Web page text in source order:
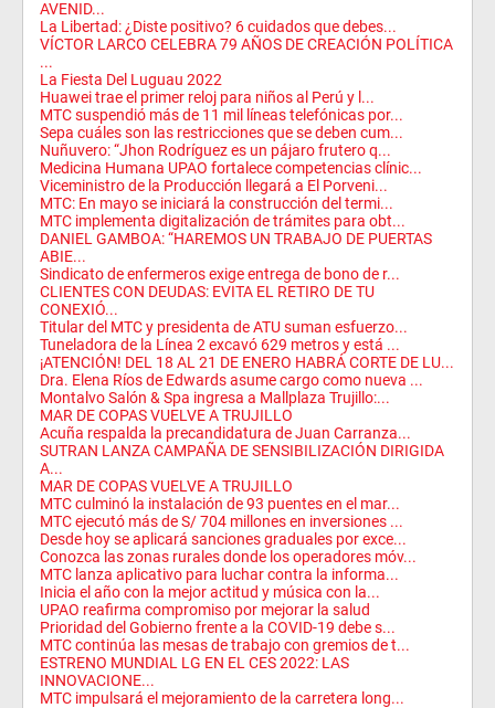
AVENID...
La Libertad: ¿Diste positivo? 6 cuidados que debes...
VÍCTOR LARCO CELEBRA 79 AÑOS DE CREACIÓN POLÍTICA
...
La Fiesta Del Luguau 2022
Huawei trae el primer reloj para niños al Perú y l...
MTC suspendió más de 11 mil líneas telefónicas por...
Sepa cuáles son las restricciones que se deben cum...
Nuñuvero: “Jhon Rodríguez es un pájaro frutero q...
Medicina Humana UPAO fortalece competencias clínic...
Viceministro de la Producción llegará a El Porveni...
MTC: En mayo se iniciará la construcción del termi...
MTC implementa digitalización de trámites para obt...
DANIEL GAMBOA: “HAREMOS UN TRABAJO DE PUERTAS
ABIE...
Sindicato de enfermeros exige entrega de bono de r...
CLIENTES CON DEUDAS: EVITA EL RETIRO DE TU
CONEXIÓ...
Titular del MTC y presidenta de ATU suman esfuerzo...
Tuneladora de la Línea 2 excavó 629 metros y está ...
¡ATENCIÓN! DEL 18 AL 21 DE ENERO HABRÁ CORTE DE LU...
Dra. Elena Ríos de Edwards asume cargo como nueva ...
Montalvo Salón & Spa ingresa a Mallplaza Trujillo:...
MAR DE COPAS VUELVE A TRUJILLO
Acuña respalda la precandidatura de Juan Carranza...
SUTRAN LANZA CAMPAÑA DE SENSIBILIZACIÓN DIRIGIDA
A...
MAR DE COPAS VUELVE A TRUJILLO
MTC culminó la instalación de 93 puentes en el mar...
MTC ejecutó más de S/ 704 millones en inversiones ...
Desde hoy se aplicará sanciones graduales por exce...
Conozca las zonas rurales donde los operadores móv...
MTC lanza aplicativo para luchar contra la informa...
Inicia el año con la mejor actitud y música con la...
UPAO reafirma compromiso por mejorar la salud
Prioridad del Gobierno frente a la COVID-19 debe s...
MTC continúa las mesas de trabajo con gremios de t...
ESTRENO MUNDIAL LG EN EL CES 2022: LAS
INNOVACIONE...
MTC impulsará el mejoramiento de la carretera long...